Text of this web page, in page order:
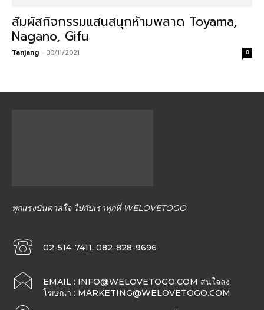
สัมผัสกิจกรรมแสนสนุกห้ามพลาด Toyama,
Nagano, Gifu
Tanjang - 30/11/2021 0
ทุกแรงบันดาลใจ ไปกับเราทุกที่ WELOVETOGO
02-514-7411, 082-828-9696
EMAIL : INFO@WELOVETOGO.COM สนใจลง
โฆษณา : MARKETING@WELOVETOGO.COM